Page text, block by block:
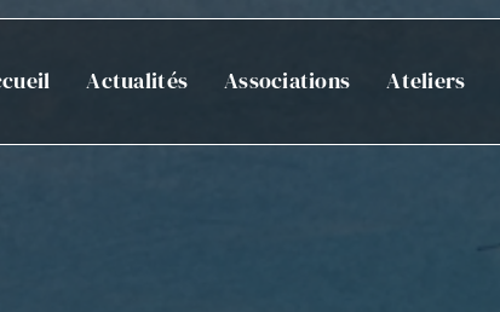
Actualités Associations Ateliers